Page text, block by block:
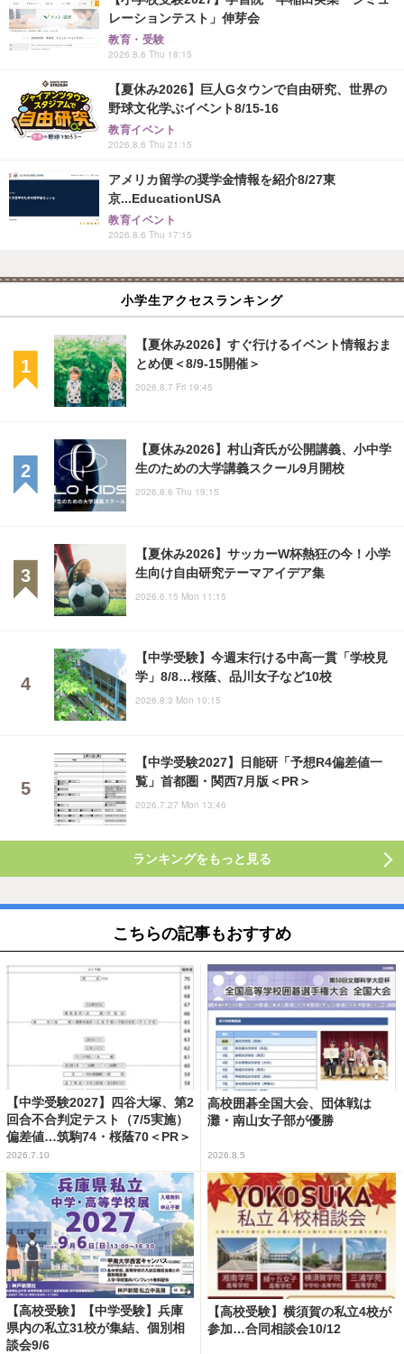
レーションテスト」伸芽会
教育・受験
2026.8.6 Thu 18:15
【夏休み2026】巨人Gタウンで自由研究、世界の
野球文化学ぶイベント8/15-16
教育イベント
2026.8.6 Thu 21:15
アメリカ留学の奨学金情報を紹介8/27東
京...EducationUSA
教育イベント
2026.8.6 Thu 17:15
小学生アクセスランキング
【夏休み2026】すぐ行けるイベント情報おま
とめ便＜8/9-15開催＞
2026.8.7 Fri 19:45
【夏休み2026】村山斉氏が公開講義、小中学
生のための大学講義スクール9月開校
2026.8.6 Thu 19:15
【夏休み2026】サッカーW杯熱狂の今！小学
生向け自由研究テーマアイデア集
2026.6.15 Mon 11:15
【中学受験】今週末行ける中高一貫「学校見
学」8/8…桜蔭、品川女子など10校
2026.8.3 Mon 10:15
【中学受験2027】日能研「予想R4偏差値一
覧」首都圏・関西7月版＜PR＞
2026.7.27 Mon 13:46
ランキングをもっと見る
こちらの記事もおすすめ
【中学受験2027】四谷大塚、第2
回合不合判定テスト（7/5実施）
偏差値…筑駒74・桜蔭70＜PR＞
2026.7.10
高校囲碁全国大会、団体戦は
灘・南山女子部が優勝
2026.8.5
【高校受験】【中学受験】兵庫
県内の私立31校が集結、個別相
談会9/6
【高校受験】横須賀の私立4校が
参加…合同相談会10/12